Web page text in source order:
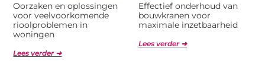
Oorzaken en oplossingen
voor veelvoorkomende
rioolproblemen in
woningen
Lees verder ➜
Effectief onderhoud van
bouwkranen voor
maximale inzetbaarheid
Lees verder ➜